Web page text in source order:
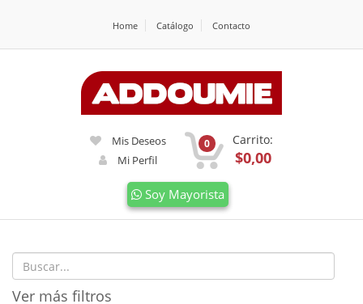
Home Catálogo Contacto
Mis Deseos
Mi Perfil
Soy Mayorista
0 Carrito:
$0,00
Ver más filtros